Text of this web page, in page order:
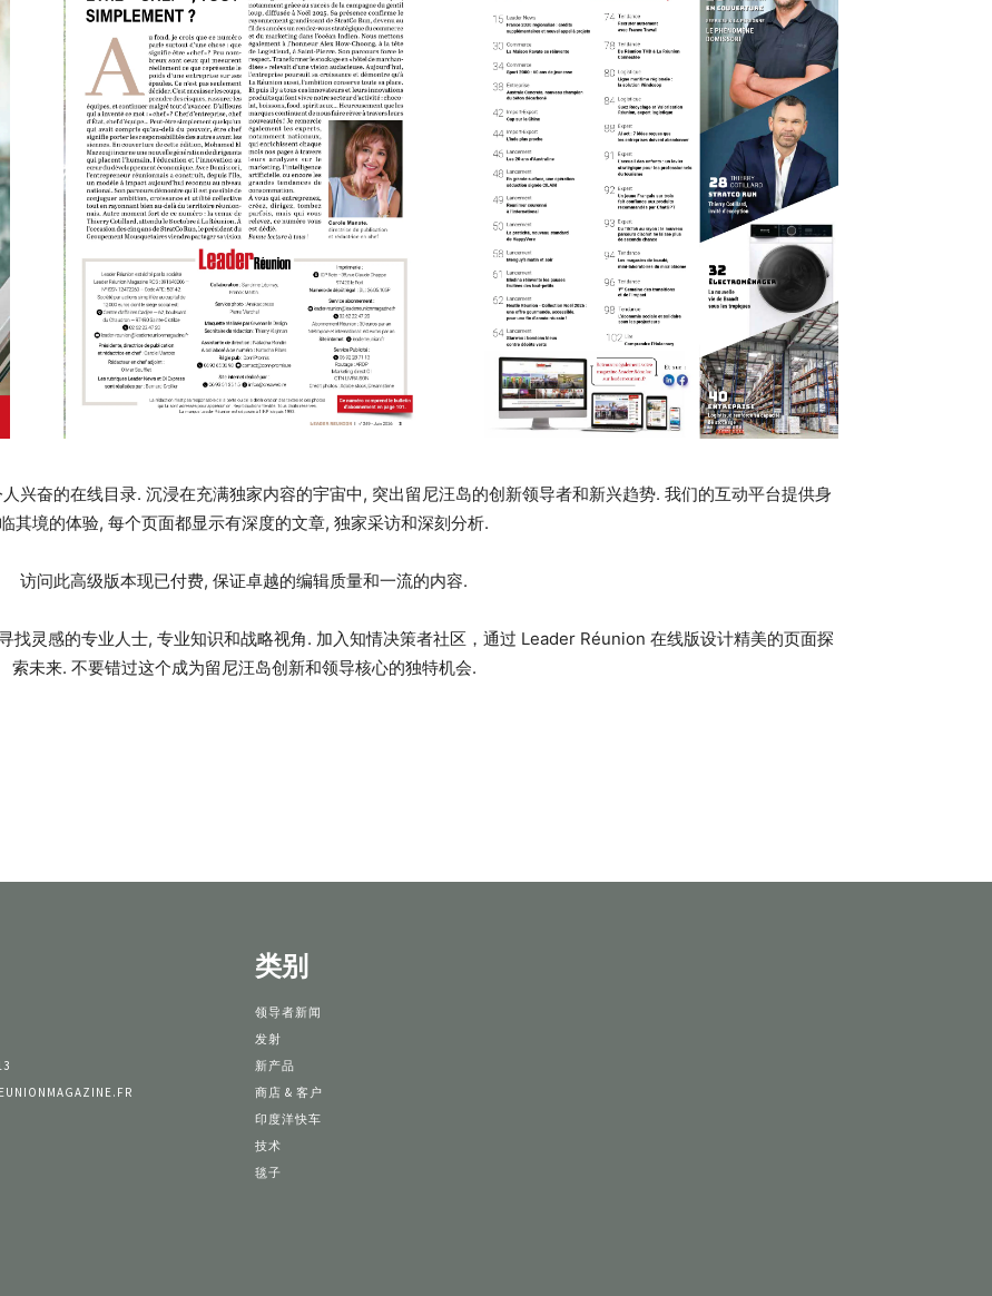
兴奋的在线目录. 沉浸在充满独家内容的宇宙中, 突出留尼汪岛的创新领导者和新兴趋势. 我们的互动平台提供身
临其境的体验, 每个页面都显示有深度的文章, 独家采访和深刻分析.
访问此高级版本现已付费, 保证卓越的编辑质量和一流的内容.
找灵感的专业人士, 专业知识和战略视角. 加入知情决策者社区，通过 Leader Réunion 在线版设计精美的页面探
索未来. 不要错过这个成为留尼汪岛创新和领导核心的独特机会.
类别
领导者新闻
发射
新产品
商店 & 客户
印度洋快车
技术
毯子